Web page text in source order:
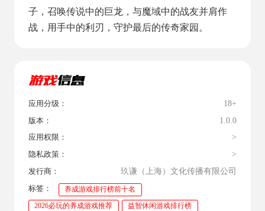
子，召唤传说中的巨龙，与魔域中的战友并肩作
战，用手中的利刃，守护最后的传奇家园。
应用分级： 18+
版本： 1.0.0
应用权限： >
隐私政策： >
发行商： 玖谦（上海）文化传播有限公司
标签：
养成游戏排行榜前十名
2026必玩的养成游戏推荐
益智休闲游戏排行榜